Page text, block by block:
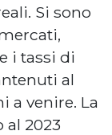
Si sono
i tassi di
al
a venire. La
al 2023